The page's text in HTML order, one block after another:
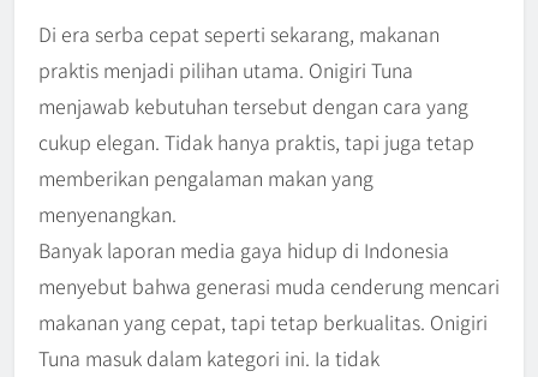
Di era serba cepat seperti sekarang, makanan
praktis menjadi pilihan utama. Onigiri Tuna
menjawab kebutuhan tersebut dengan cara yang
cukup elegan. Tidak hanya praktis, tapi juga tetap
memberikan pengalaman makan yang
menyenangkan.
Banyak laporan media gaya hidup di Indonesia
menyebut bahwa generasi muda cenderung mencari
makanan yang cepat, tapi tetap berkualitas. Onigiri
Tuna masuk dalam kategori ini. Ia tidak